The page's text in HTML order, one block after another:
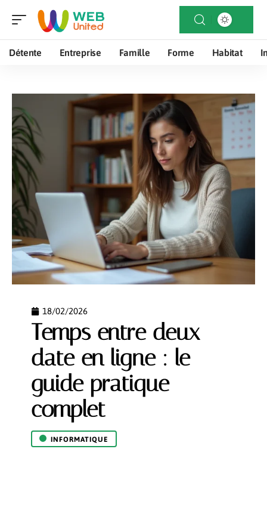
Détente Entreprise Famille Forme Habitat
18/02/2026
Temps entre deux
date en ligne : le
guide pratique
complet
INFORMATIQUE